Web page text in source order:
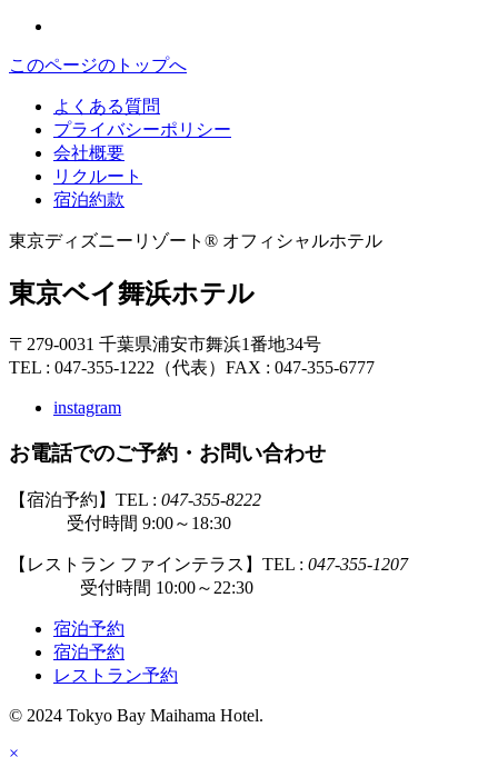
このページのトップへ
よくある質問
プライバシーポリシー
会社概要
リクルート
宿泊約款
東京ディズニーリゾート® オフィシャルホテル
東京ベイ舞浜ホテル
〒279-0031 千葉県浦安市舞浜1番地34号
TEL : 047-355-1222（代表） FAX : 047-355-6777
instagram
お電話でのご予約・お問い合わせ
【宿泊予約】TEL : 047-355-8222
受付時間 9:00～18:30
【レストラン ファインテラス】TEL : 047-355-1207
受付時間 10:00～22:30
宿泊予約
宿泊予約
レストラン予約
© 2024 Tokyo Bay Maihama Hotel.
×